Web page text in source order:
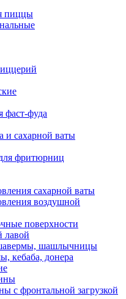
пиццы
фаст-фуда
и сахарной ваты
фритюрниц
сахарной ваты
воздушной
поверхности
лавой
шашлычницы
кебаба, донера
с фронтальной загрузкой